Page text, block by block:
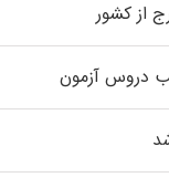
از کشور
دروس آزمون